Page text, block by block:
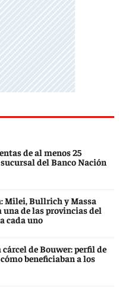
de al menos 25
del Banco Nación
Milei, Bullrich y Massa
una de las provincias del
cada uno
de Bouwer: perfil de
beneficiaban a los